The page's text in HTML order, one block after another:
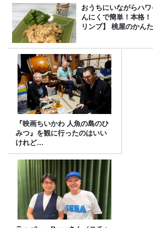
おうちにいながらハ
んにくで簡単！本格
リンプ】 桃屋のかん
『映画ちいかわ 人魚の島のひ
みつ』を観に行ったのはいい
けれど…